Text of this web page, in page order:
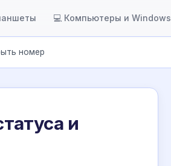
💻 Компьютеры и Windows
номер
и